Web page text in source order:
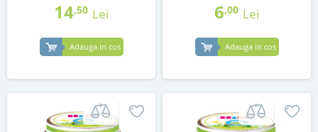
14,50 Lei
Adauga in cos
6,00 Lei
Adauga in cos